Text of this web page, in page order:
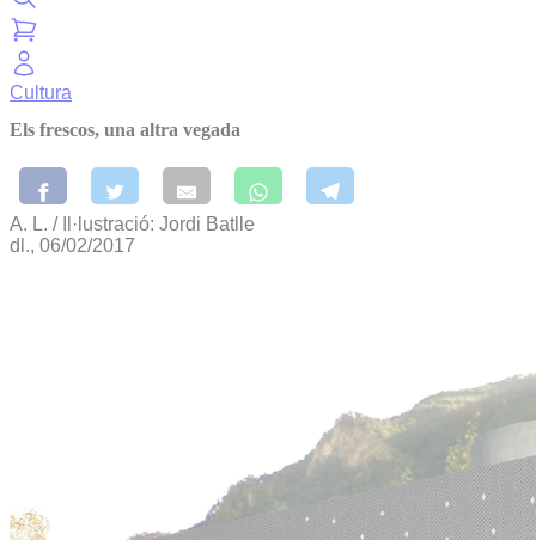
Cultura
Els frescos, una altra vegada
A. L. / Il·lustració: Jordi Batlle
dl., 06/02/2017